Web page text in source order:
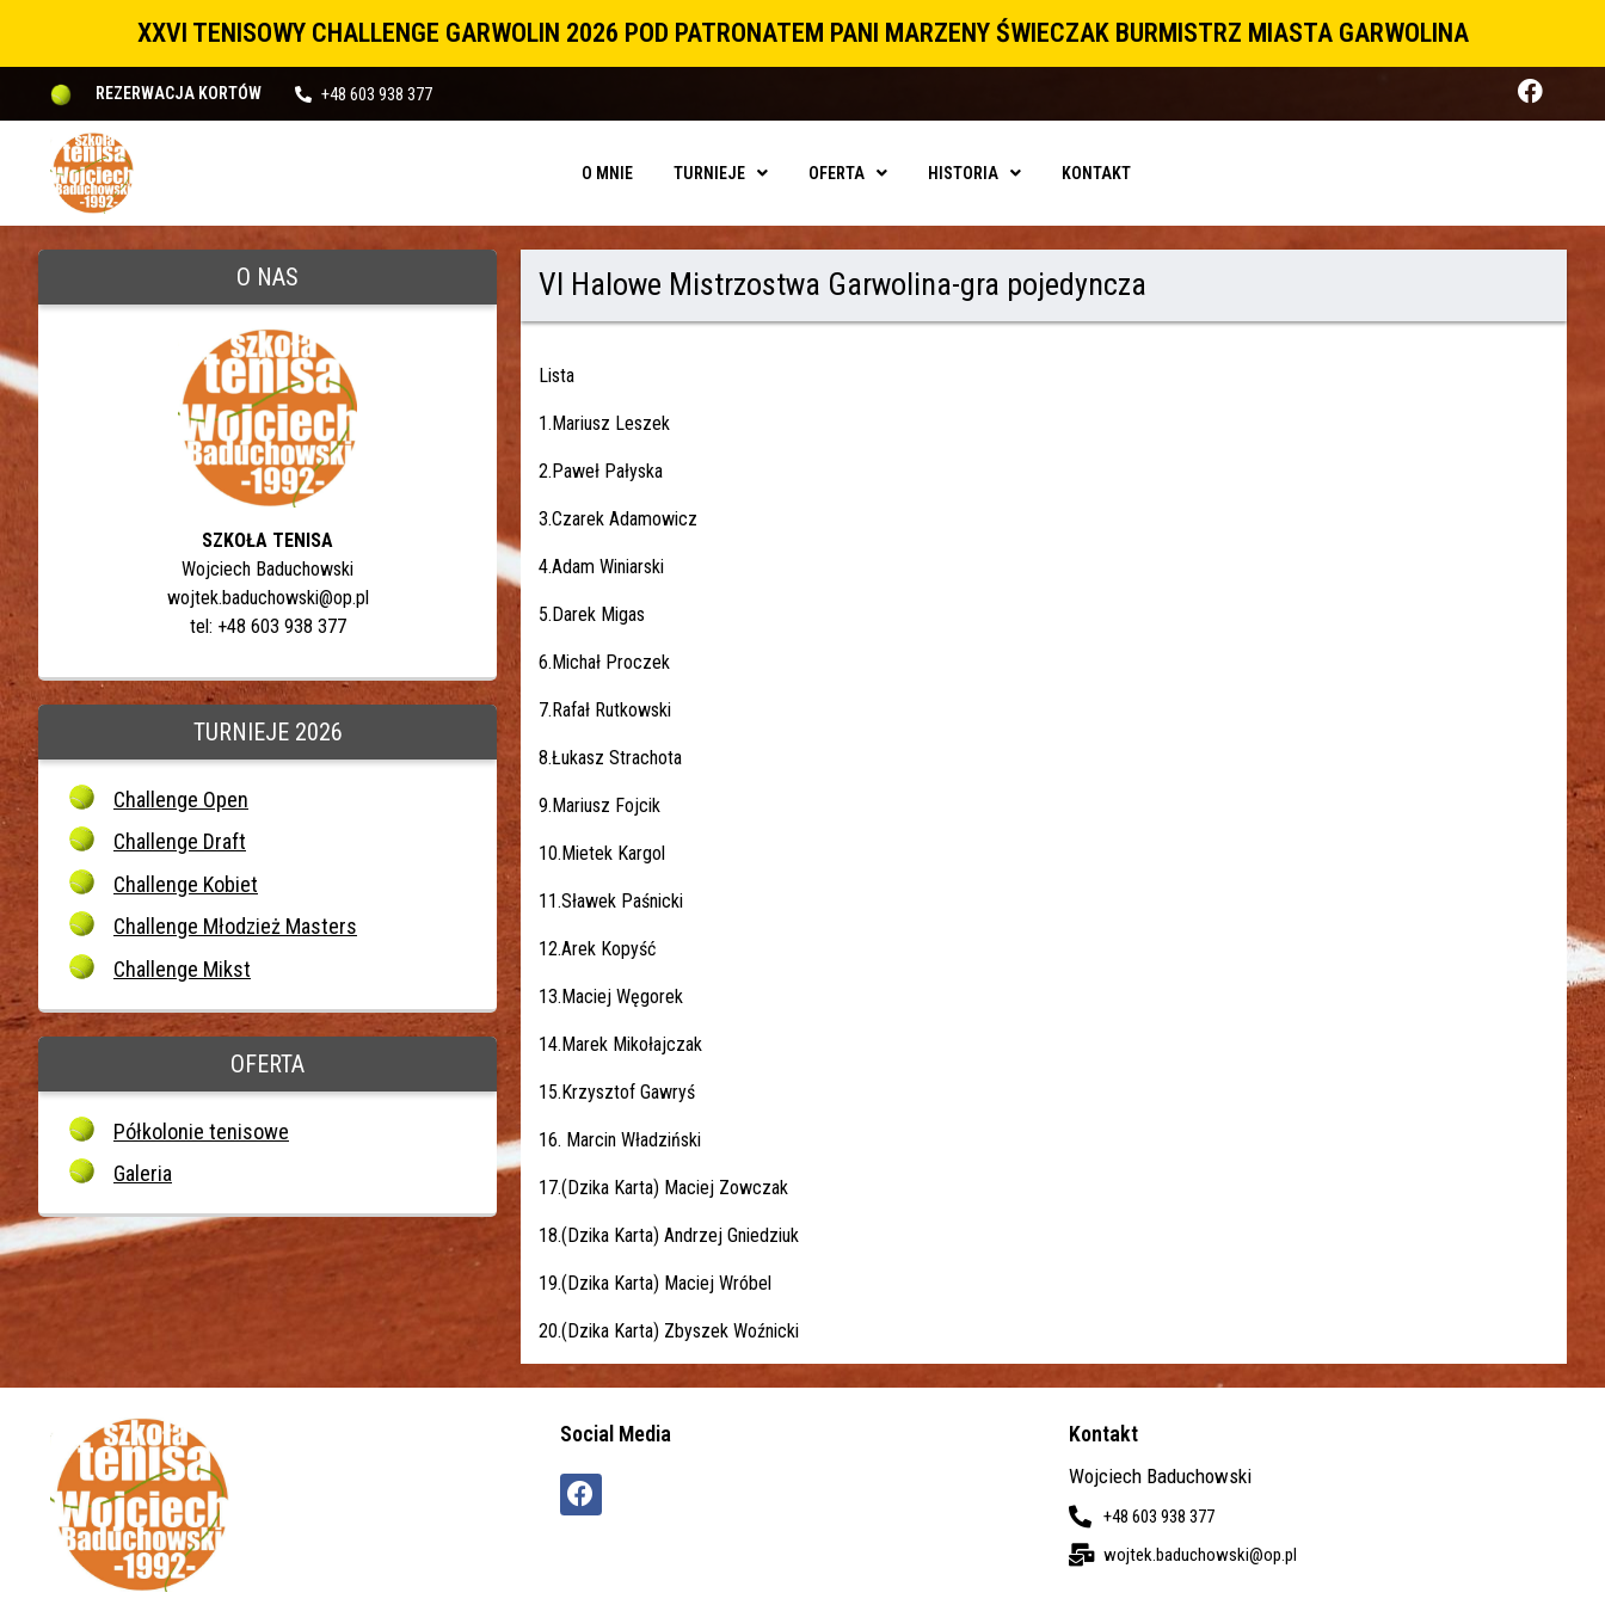
XXVI TENISOWY CHALLENGE GARWOLIN 2026 POD PATRONATEM PANI MARZENY ŚWIECZAK BURMISTRZ MIASTA GARWOLINA
REZERWACJA KORTÓW +48 603 938 377
O MNIE TURNIEJE OFERTA HISTORIA KONTAKT
VI Halowe Mistrzostwa Garwolina-gra pojedyncza
Lista
1.Mariusz Leszek
2.Paweł Pałyska
3.Czarek Adamowicz
4.Adam Winiarski
5.Darek Migas
6.Michał Proczek
7.Rafał Rutkowski
8.Łukasz Strachota
9.Mariusz Fojcik
10.Mietek Kargol
11.Sławek Paśnicki
12.Arek Kopyść
13.Maciej Węgorek
14.Marek Mikołajczak
15.Krzysztof Gawryś
16. Marcin Władziński
17.(Dzika Karta) Maciej Zowczak
18.(Dzika Karta) Andrzej Gniedziuk
19.(Dzika Karta) Maciej Wróbel
20.(Dzika Karta) Zbyszek Woźnicki
O NAS
SZKOŁA TENISA
Wojciech Baduchowski
wojtek.baduchowski@op.pl
tel: +48 603 938 377
TURNIEJE 2026
Challenge Open
Challenge Draft
Challenge Kobiet
Challenge Młodzież Masters
Challenge Mikst
OFERTA
Półkolonie tenisowe
Galeria
Social Media Kontakt
Wojciech Baduchowski
+48 603 938 377
wojtek.baduchowski@op.pl